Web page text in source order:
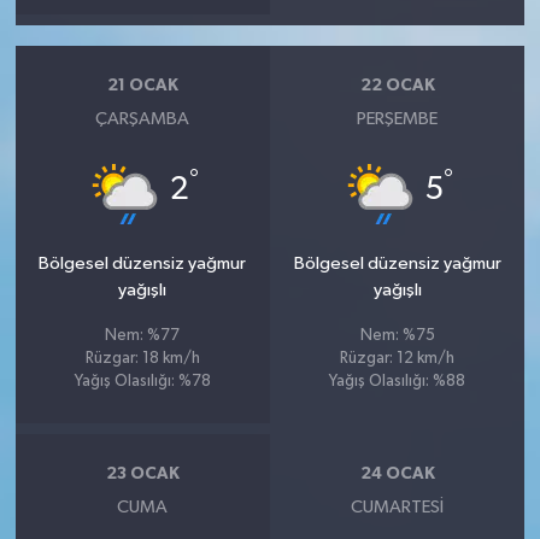
21 OCAK
ÇARŞAMBA
2°
Bölgesel düzensiz yağmur
yağışlı
Nem: %77
Rüzgar: 18 km/h
Yağış Olasılığı: %78
22 OCAK
PERŞEMBE
5°
Bölgesel düzensiz yağmur
yağışlı
Nem: %75
Rüzgar: 12 km/h
Yağış Olasılığı: %88
23 OCAK
CUMA
24 OCAK
CUMARTESI